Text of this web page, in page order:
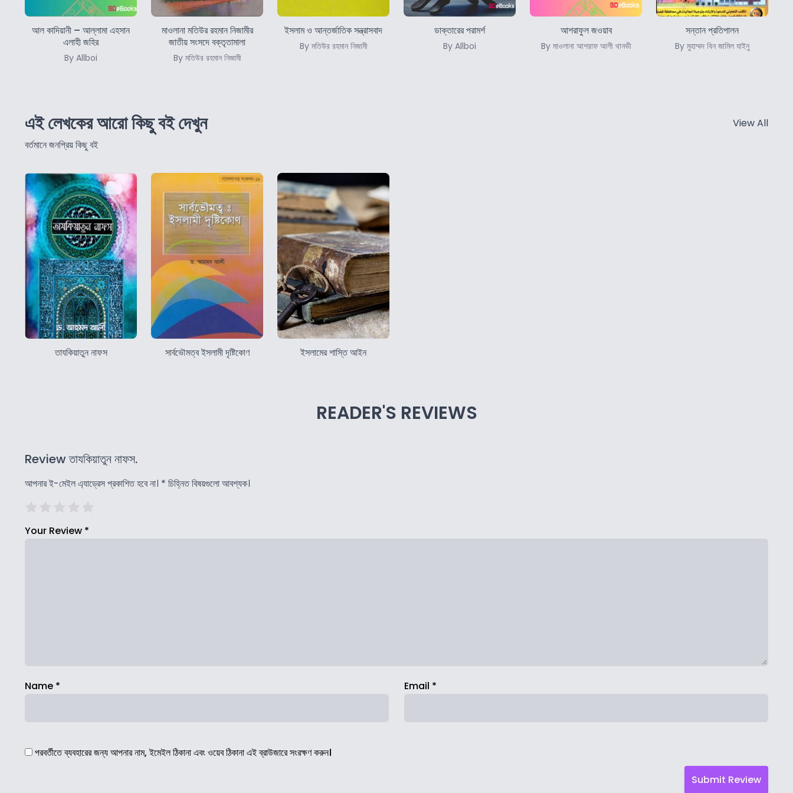
আল কাদিয়ানী – আল্লামা এহসান
এলাহী জহির
By Allboi
মাওলানা মতিউর রহমান নিজামীর
জাতীয় সংসদে বক্তৃতামালা
By মতিউর রহমান নিজামী
ইসলাম ও আন্তর্জাতিক সন্ত্রাসবাদ
By মতিউর রহমান নিজামী
ডাক্তারের পরামর্শ
By Allboi
আশরাফুল জওয়াব
By মাওলানা আশরাফ আলী থানভী
সন্তান প্রতিপালন
By মুহাম্মদ বিন জামিল যাইনু
এই লেখকের আরো কিছু বই দেখুন
বর্তমানে জনপ্রিয় কিছু বই
View All
তাযকিয়াতুন নাফস সার্বভৌমত্ব ইসলামী দৃষ্টিকোণ ইসলামের শাস্তি আইন
READER'S REVIEWS
Review তাযকিয়াতুন নাফস.
আপনার ই-মেইল এ্যাড্রেস প্রকাশিত হবে না। * চিহ্নিত বিষয়গুলো আবশ্যক।
Your Review *
Name * Email *
পরবর্তীতে ব্যবহারের জন্য আপনার নাম, ইমেইল ঠিকানা এবং ওয়েব ঠিকানা এই ব্রাউজারে সংরক্ষণ করুন।